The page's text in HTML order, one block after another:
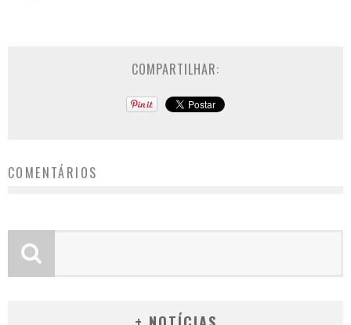
COMPARTILHAR:
COMENTÁRIOS